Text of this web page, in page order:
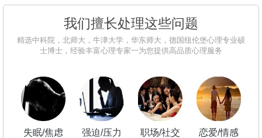
我们擅长处理这些问题
精选中科院，北师大，牛津大学，华东师大，德国纽伦堡心理专业硕
士博士，经验丰富心理专家一为您提供高品质心理服务
失眠/焦虑 强迫/压力 职场/社交 恋爱/情感